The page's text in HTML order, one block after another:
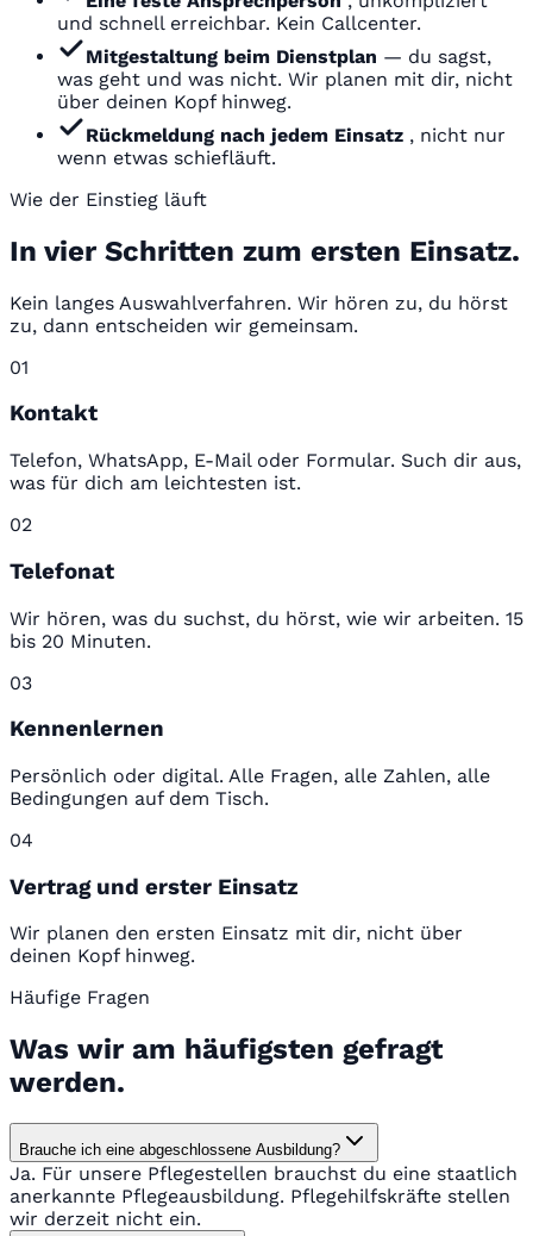
und schnell erreichbar. Kein Callcenter.
Mitgestaltung beim Dienstplan — du sagst,
was geht und was nicht. Wir planen mit dir, nicht
über deinen Kopf hinweg.
Rückmeldung nach jedem Einsatz , nicht nur
wenn etwas schiefläuft.
Wie der Einstieg läuft
In vier Schritten zum ersten Einsatz.
Kein langes Auswahlverfahren. Wir hören zu, du hörst
zu, dann entscheiden wir gemeinsam.
01
Kontakt
Telefon, WhatsApp, E-Mail oder Formular. Such dir aus,
was für dich am leichtesten ist.
02
Telefonat
Wir hören, was du suchst, du hörst, wie wir arbeiten. 15
bis 20 Minuten.
03
Kennenlernen
Persönlich oder digital. Alle Fragen, alle Zahlen, alle
Bedingungen auf dem Tisch.
04
Vertrag und erster Einsatz
Wir planen den ersten Einsatz mit dir, nicht über
deinen Kopf hinweg.
Häufige Fragen
Was wir am häufigsten gefragt
werden.
Brauche ich eine abgeschlossene Ausbildung?
Ja. Für unsere Pflegestellen brauchst du eine staatlich
anerkannte Pflegeausbildung. Pflegehilfskräfte stellen
wir derzeit nicht ein.